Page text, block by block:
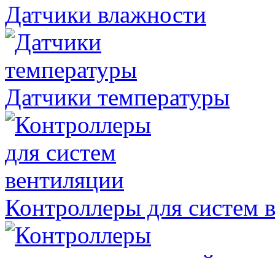
Датчики влажности
Датчики температуры
Контроллеры для систем